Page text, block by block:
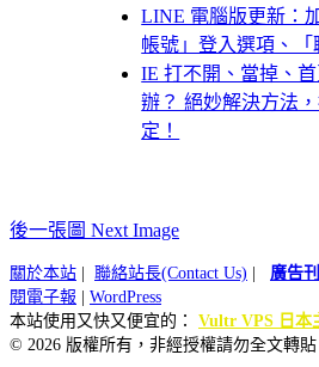
LINE 電腦版更新：
帳號」登入選項、「
IE 打不開、當掉、
辦？ 絕妙解決方法
定！
後一張圖 Next Image
關於本站 聯絡站長(Contact Us) 廣告
閱電子報
WordPress
本站使用又快又便宜的： Vultr VPS 日本
© 2026 版權所有，非經授權請勿全文轉貼